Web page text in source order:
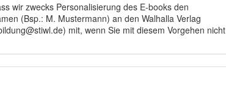
wir zwecks Personalisierung des E-books den
(Bsp.: M. Mustermann) an den Walhalla Verlag
mit, wenn Sie mit diesem Vorgehen nicht